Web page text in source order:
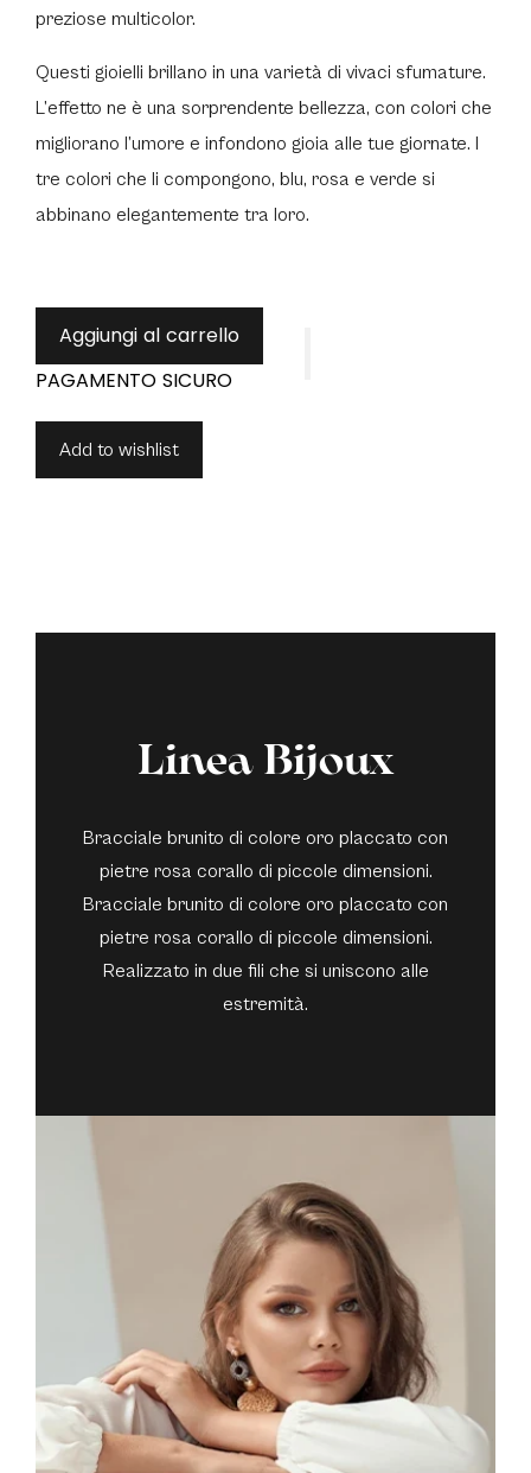
preziose multicolor.
Questi gioielli brillano in una varietà di vivaci sfumature.
L’effetto ne è una sorprendente bellezza, con colori che
migliorano l’umore e infondono gioia alle tue giornate. I
tre colori che li compongono, blu, rosa e verde si
abbinano elegantemente tra loro.
Aggiungi al carrello
Add to wishlist
Linea Bijoux
Bracciale brunito di colore oro placcato con
pietre rosa corallo di piccole dimensioni.
Bracciale brunito di colore oro placcato con
pietre rosa corallo di piccole dimensioni.
Realizzato in due fili che si uniscono alle
estremità.